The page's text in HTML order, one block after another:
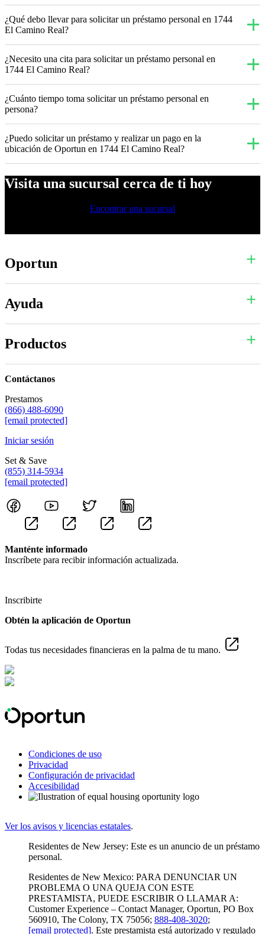
¿Qué debo llevar para solicitar un préstamo personal en 1744
El Camino Real?
¿Necesito una cita para solicitar un préstamo personal en
1744 El Camino Real?
¿Cuánto tiempo toma solicitar un préstamo personal en
persona?
¿Puedo solicitar un préstamo y realizar un pago en la
ubicación de Oportun en 1744 El Camino Real?
Visita una sucursal cerca de ti hoy
Encontrar una sucursal
Oportun
Ayuda
Productos
Contáctanos
Prestamos
(866) 488-6090
[email protected]
Iniciar sesión
Set & Save
(855) 314-5934
[email protected]
Manténte informado
Inscríbete para recibir información actualizada.
Inscribirte
Obtén la aplicación de Oportun
Todas tus necesidades financieras en la palma de tu mano.
Condiciones de uso
Privacidad
Configuración de privacidad
Accesibilidad
Ver los avisos y licencias estatales.
Residentes de New Jersey: Este es un anuncio de un préstamo
personal.
Residentes de New Mexico: PARA DENUNCIAR UN
PROBLEMA O UNA QUEJA CON ESTE
PRESTAMISTA, PUEDE ESCRIBIR O LLAMAR A:
Customer Experience – Contact Manager, Oportun, PO Box
560910, The Colony, TX 75056; 888-408-3020;
[email protected]. Este prestamista está autorizado y regulado